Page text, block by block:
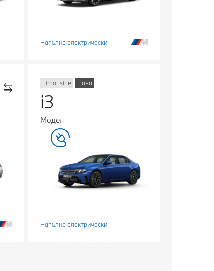
Напълно електрически
Limousine Ново
i3
Модел
Напълно електрически